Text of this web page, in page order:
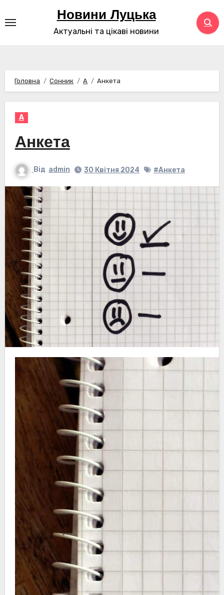
до
Новини Луцька
Актуальні та цікаві новини
Головна Сонник А Анкета
А
Анкета
Від admin 30 Квітня 2024 #Анкета